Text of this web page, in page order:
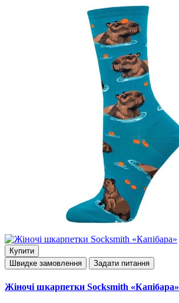
Купити
Швидке замовлення
Задати питання
Жіночі шкарпетки Socksmith «Капібара»